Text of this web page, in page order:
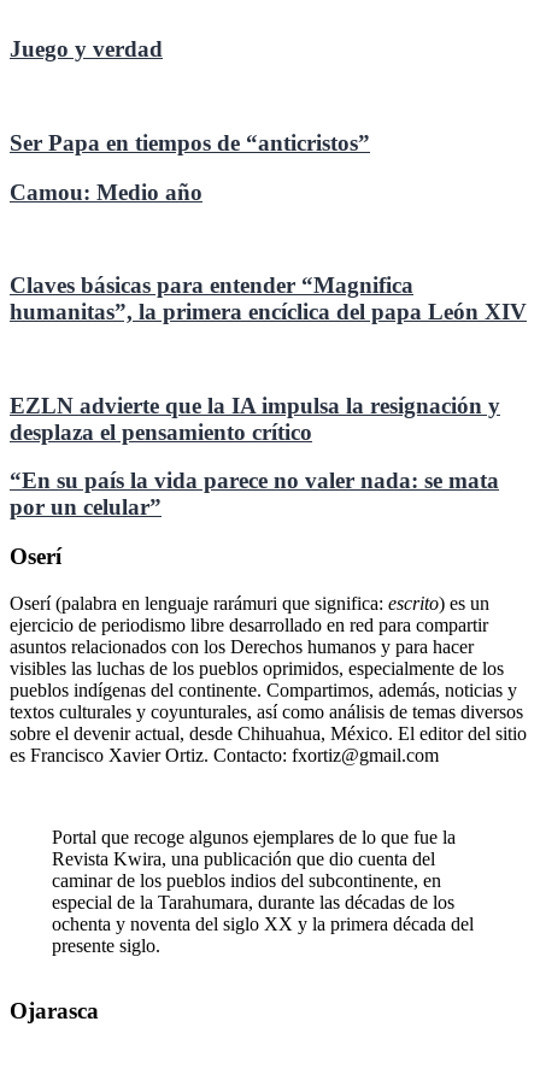
Juego y verdad
Ser Papa en tiempos de “anticristos”
Camou: Medio año
Claves básicas para entender “Magnifica
humanitas”, la primera encíclica del papa León XIV
EZLN advierte que la IA impulsa la resignación y
desplaza el pensamiento crítico
“En su país la vida parece no valer nada: se mata
por un celular”
Oserí
Oserí (palabra en lenguaje rarámuri que significa: escrito) es un
ejercicio de periodismo libre desarrollado en red para compartir
asuntos relacionados con los Derechos humanos y para hacer
visibles las luchas de los pueblos oprimidos, especialmente de los
pueblos indígenas del continente. Compartimos, además, noticias y
textos culturales y coyunturales, así como análisis de temas diversos
sobre el devenir actual, desde Chihuahua, México. El editor del sitio
es Francisco Xavier Ortiz. Contacto: fxortiz@gmail.com
Portal que recoge algunos ejemplares de lo que fue la
Revista Kwira, una publicación que dio cuenta del
caminar de los pueblos indios del subcontinente, en
especial de la Tarahumara, durante las décadas de los
ochenta y noventa del siglo XX y la primera década del
presente siglo.
Ojarasca